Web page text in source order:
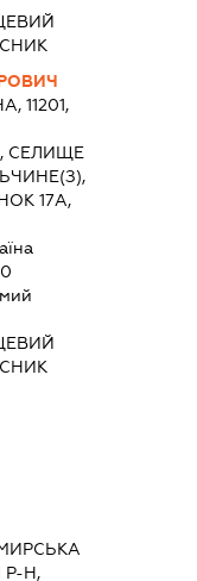
11201,
СЕЛИЩЕ
17А,
Р-Н,